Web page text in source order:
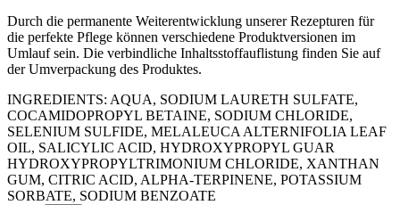
Durch die permanente Weiterentwicklung unserer Rezepturen für
die perfekte Pflege können verschiedene Produktversionen im
Umlauf sein. Die verbindliche Inhaltsstoffauflistung finden Sie auf
der Umverpackung des Produktes.
INGREDIENTS: AQUA, SODIUM LAURETH SULFATE,
COCAMIDOPROPYL BETAINE, SODIUM CHLORIDE,
SELENIUM SULFIDE, MELALEUCA ALTERNIFOLIA LEAF
OIL, SALICYLIC ACID, HYDROXYPROPYL GUAR
HYDROXYPROPYLTRIMONIUM CHLORIDE, XANTHAN
GUM, CITRIC ACID, ALPHA-TERPINENE, POTASSIUM
SORBATE, SODIUM BENZOATE